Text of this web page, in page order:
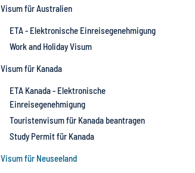
Visum für Australien
ETA - Elektronische Einreisegenehmigung
Work and Holiday Visum
Visum für Kanada
ETA Kanada - Elektronische
Einreisegenehmigung
Touristenvisum für Kanada beantragen
Study Permit für Kanada
Visum für Neuseeland